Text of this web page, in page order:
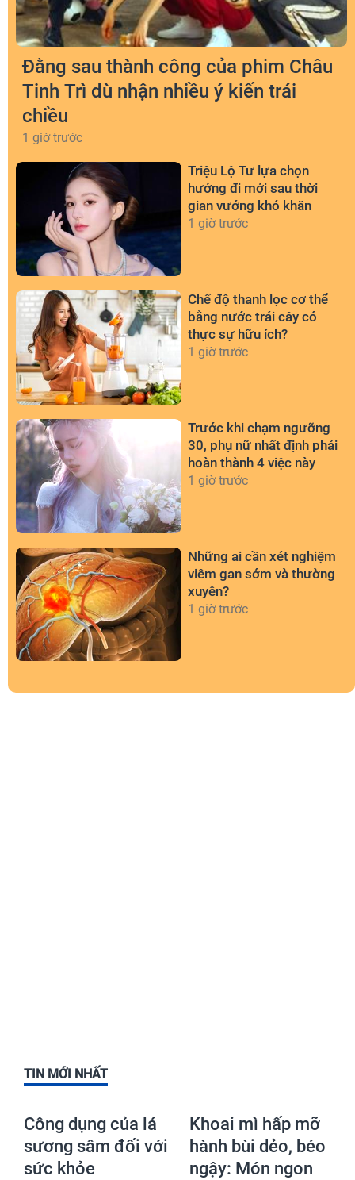
Đằng sau thành công của phim Châu
Tinh Trì dù nhận nhiều ý kiến trái
chiều
1 giờ trước
Triệu Lộ Tư lựa chọn
hướng đi mới sau thời
gian vướng khó khăn
1 giờ trước
Chế độ thanh lọc cơ thể
bằng nước trái cây có
thực sự hữu ích?
1 giờ trước
Trước khi chạm ngưỡng
30, phụ nữ nhất định phải
hoàn thành 4 việc này
1 giờ trước
Những ai cần xét nghiệm
viêm gan sớm và thường
xuyên?
1 giờ trước
TIN MỚI NHẤT
Công dụng của lá
sương sâm đối với
sức khỏe
Khoai mì hấp mỡ
hành bùi dẻo, béo
ngậy: Món ngon